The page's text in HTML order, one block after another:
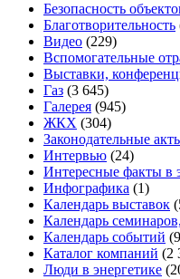
Безопасность
Благотворительность
Видео (229)
Вспомогательные
Выставки,
Газ (3 645)
Галерея (945)
ЖКХ (304)
Законодательные
Интервью (24)
Интересные факты в
Инфографика (1)
Календарь выставок
Календарь
Календарь событий
Каталог компаний (2
Люди в энергетике